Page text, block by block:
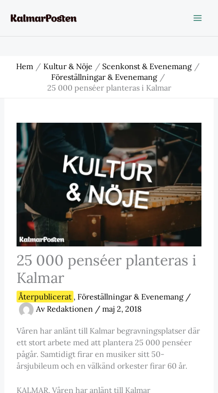
Hem Kultur & Nöje
Scenkonst & Evenemang
Föreställningar & Evenemang
25 000 penséer planteras i Kalmar
25 000 penséer planteras i
Kalmar
Återpublicerat , Föreställningar & Evenemang/
Av Redaktionen / maj 2, 2018
Våren har anlänt till Kalmar begravningsplatser där
ett stort arbete med att plantera 25 000 penséer
pågår. Samtidigt firar en musiker sitt 50-
årsjubileum och en välkänd orkester firar 60 år.
KALMAR. Våren har anlänt till Kalmar